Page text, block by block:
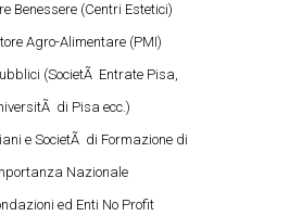
Benessere (Centri Estetici)
Agro-Alimentare (PMI)
(SocietÃ Entrate Pisa,
di Pisa ecc.)
e SocietÃ di Formazione di
Nazionale
ed Enti No Profit